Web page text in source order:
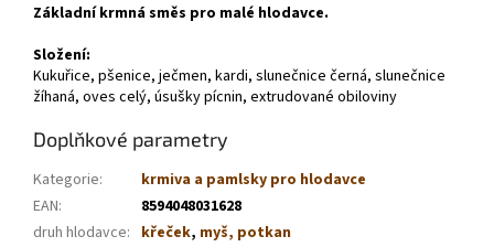
Základní krmná směs pro malé hlodavce.
Složení:
Kukuřice, pšenice, ječmen, kardi, slunečnice černá, slunečnice
žíhaná, oves celý, úsušky pícnin, extrudované obiloviny
Doplňkové parametry
Kategorie:
krmiva a pamlsky pro hlodavce
EAN:
8594048031628
druh hlodavce: křeček, myš, potkan